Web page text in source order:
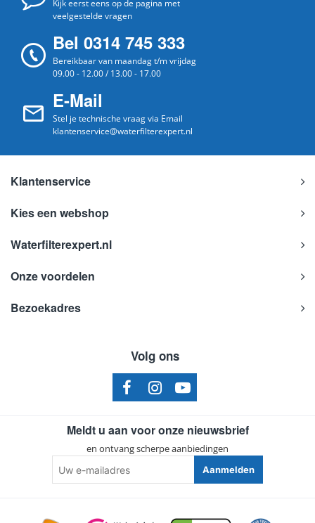
Kijk eerst eens op de pagina met
veelgestelde vragen
Bel 0314 745 333
Bereikbaar van maandag t/m vrijdag
09.00 - 12.00 / 13.00 - 17.00
E-Mail
Stel je technische vraag via Email
klantenservice@waterfilterexpert.nl
Klantenservice
Kies een webshop
Waterfilterexpert.nl
Onze voordelen
Bezoekadres
Volg ons
Meldt u aan voor onze nieuwsbrief
en ontvang scherpe aanbiedingen
e-
mailadres
Aanmelden